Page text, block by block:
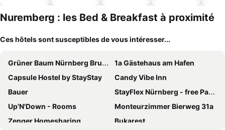
Nuremberg : les Bed & Breakfast à proximité
Ces hôtels sont susceptibles de vous intéresser...
Grüner Baum Nürnberg Brunn
1a Gästehaus am Hafen
Capsule Hostel by StayStay
Candy Vibe Inn
Bauer
StayFlex Nürnberg - free Parking, close to train and bus
Up'N'Down - Rooms
Monteurzimmer Bierweg 31a
Zenger Homesharing
Bukarest